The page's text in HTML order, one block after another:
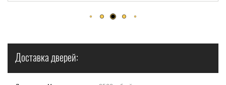
Доставка дверей: